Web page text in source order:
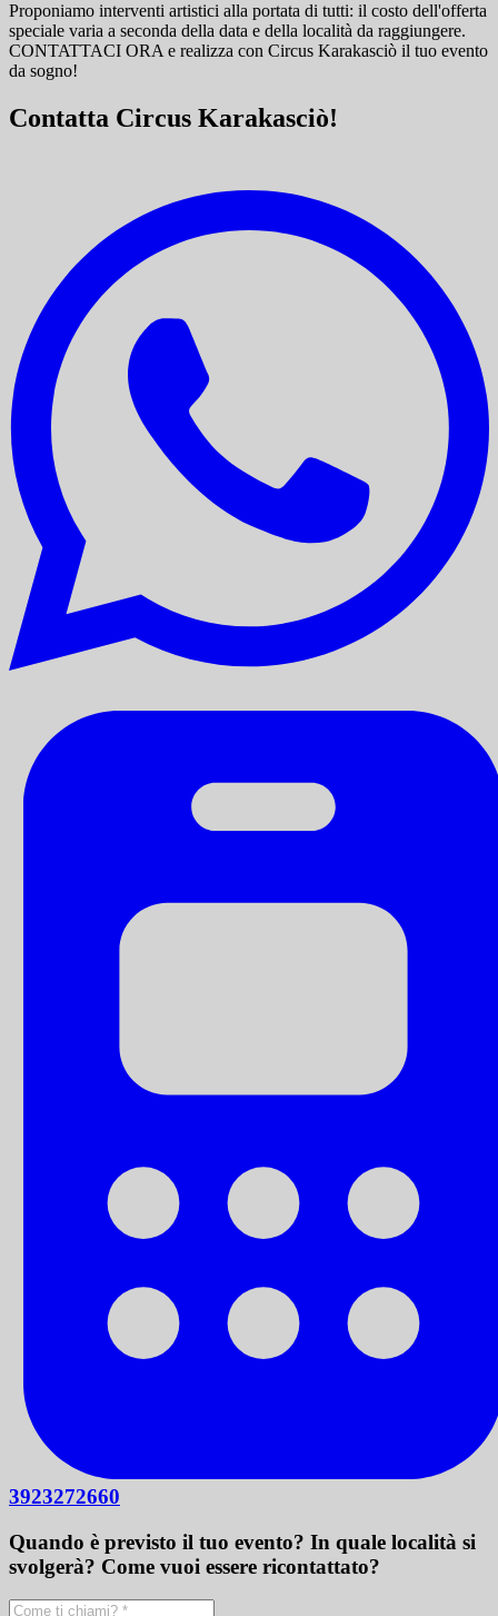
Proponiamo interventi artistici alla portata di tutti: il costo dell'offerta
speciale varia a seconda della data e della località da raggiungere.
CONTATTACI ORA e realizza con Circus Karakasciò il tuo evento
da sogno!
Contatta Circus Karakasciò!
3923272660
Quando è previsto il tuo evento? In quale località si
svolgerà? Come vuoi essere ricontattato?